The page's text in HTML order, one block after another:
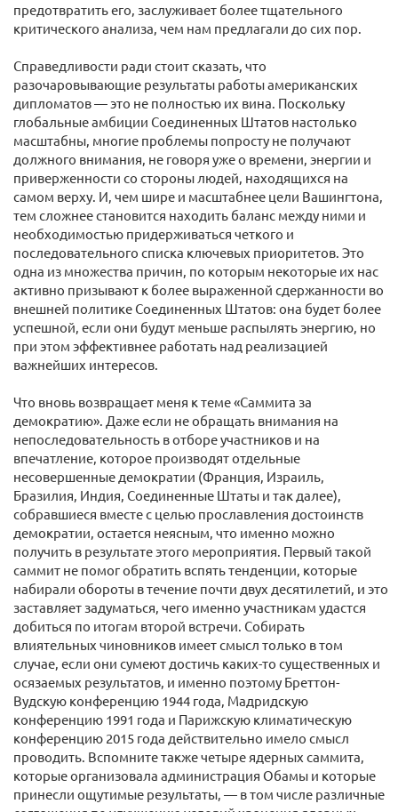
предотвратить его, заслуживает более тщательного
критического анализа, чем нам предлагали до сих пор.
Справедливости ради стоит сказать, что
разочаровывающие результаты работы американских
дипломатов — это не полностью их вина. Поскольку
глобальные амбиции Соединенных Штатов настолько
масштабны, многие проблемы попросту не получают
должного внимания, не говоря уже о времени, энергии и
приверженности со стороны людей, находящихся на
самом верху. И, чем шире и масштабнее цели Вашингтона,
тем сложнее становится находить баланс между ними и
необходимостью придерживаться четкого и
последовательного списка ключевых приоритетов. Это
одна из множества причин, по которым некоторые их нас
активно призывают к более выраженной сдержанности во
внешней политике Соединенных Штатов: она будет более
успешной, если они будут меньше распылять энергию, но
при этом эффективнее работать над реализацией
важнейших интересов.
Что вновь возвращает меня к теме «Саммита за
демократию». Даже если не обращать внимания на
непоследовательность в отборе участников и на
впечатление, которое производят отдельные
несовершенные демократии (Франция, Израиль,
Бразилия, Индия, Соединенные Штаты и так далее),
собравшиеся вместе с целью прославления достоинств
демократии, остается неясным, что именно можно
получить в результате этого мероприятия. Первый такой
саммит не помог обратить вспять тенденции, которые
набирали обороты в течение почти двух десятилетий, и это
заставляет задуматься, чего именно участникам удастся
добиться по итогам второй встречи. Собирать
влиятельных чиновников имеет смысл только в том
случае, если они сумеют достичь каких-то существенных и
осязаемых результатов, и именно поэтому Бреттон-
Вудскую конференцию 1944 года, Мадридскую
конференцию 1991 года и Парижскую климатическую
конференцию 2015 года действительно имело смысл
проводить. Вспомните также четыре ядерных саммита,
которые организовала администрация Обамы и которые
принесли ощутимые результаты, — в том числе различные